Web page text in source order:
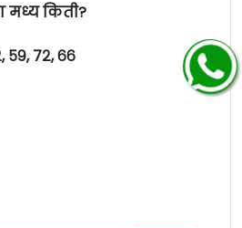
मध्य किती?
५९, ७२, ६६